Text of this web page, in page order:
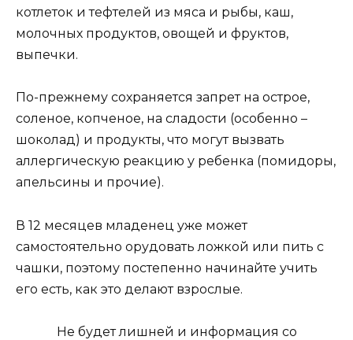
котлеток и тефтелей из мяса и рыбы, каш,
молочных продуктов, овощей и фруктов,
выпечки.
По-прежнему сохраняется запрет на острое,
соленое, копченое, на сладости (особенно –
шоколад) и продукты, что могут вызвать
аллергическую реакцию у ребенка (помидоры,
апельсины и прочие).
В 12 месяцев младенец уже может
самостоятельно орудовать ложкой или пить с
чашки, поэтому постепенно начинайте учить
его есть, как это делают взрослые.
Не будет лишней и информация со